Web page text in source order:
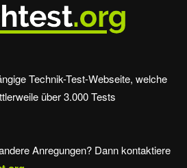
Technik-Test-Webseite, welche
über 3.000 Tests
Anregungen? Dann kontaktiere